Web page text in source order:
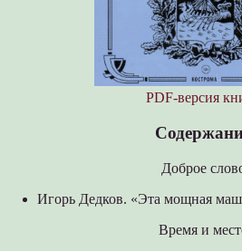
PDF-версия
Доброе
Игорь Дедков. «Эта мощная
Время и